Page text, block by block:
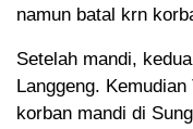
namun batal krn
Setelah mandi,
Langgeng.
korban mandi di